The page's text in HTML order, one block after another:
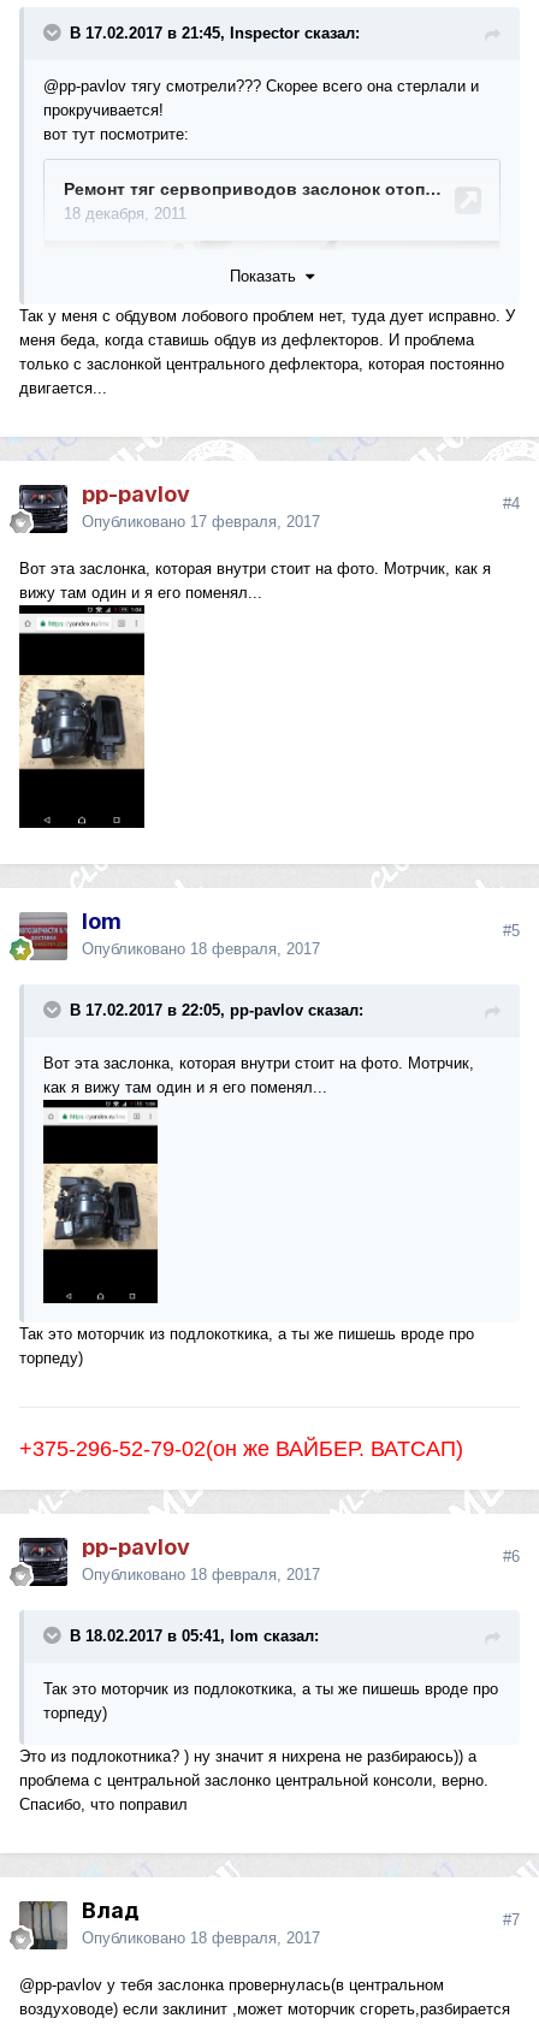
В 17.02.2017 в 21:45, Inspector сказал:
@pp-pavlov тягу смотрели??? Скорее всего она стерлали и
прокручивается!
вот тут посмотрите:
Показать
Так у меня с обдувом лобового проблем нет, туда дует исправно. У
меня беда, когда ставишь обдув из дефлекторов. И проблема
только с заслонкой центрального дефлектора, которая постоянно
двигается...
pp-pavlov
Опубликовано 17 февраля, 2017
#4
Вот эта заслонка, которая внутри стоит на фото. Мотрчик, как я
вижу там один и я его поменял...
lom
Опубликовано 18 февраля, 2017
#5
В 17.02.2017 в 22:05, pp-pavlov сказал:
Вот эта заслонка, которая внутри стоит на фото. Мотрчик,
как я вижу там один и я его поменял...
Так это моторчик из подлокоткика, а ты же пишешь вроде про
торпеду)
+375-296-52-79-02(он же ВАЙБЕР. ВАТСАП)
pp-pavlov
Опубликовано 18 февраля, 2017
#6
В 18.02.2017 в 05:41, lom сказал:
Так это моторчик из подлокоткика, а ты же пишешь вроде про
торпеду)
Это из подлокотника? ) ну значит я нихрена не разбираюсь)) а
проблема с центральной заслонко центральной консоли, верно.
Спасибо, что поправил
Влад
Опубликовано 18 февраля, 2017
#7
@pp-pavlov у тебя заслонка провернулась(в центральном
воздуховоде) если заклинит ,может моторчик сгореть,разбирается